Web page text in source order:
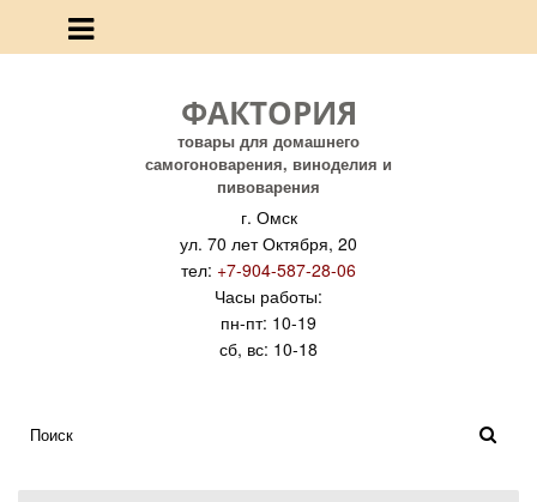
ФАКТОРИЯ
товары для домашнего
самогоноварения, виноделия и
пивоварения
г. Омск
ул. 70 лет Октября, 20
тел: +7-904-587-28-06
Часы работы:
пн-пт: 10-19
сб, вс: 10-18